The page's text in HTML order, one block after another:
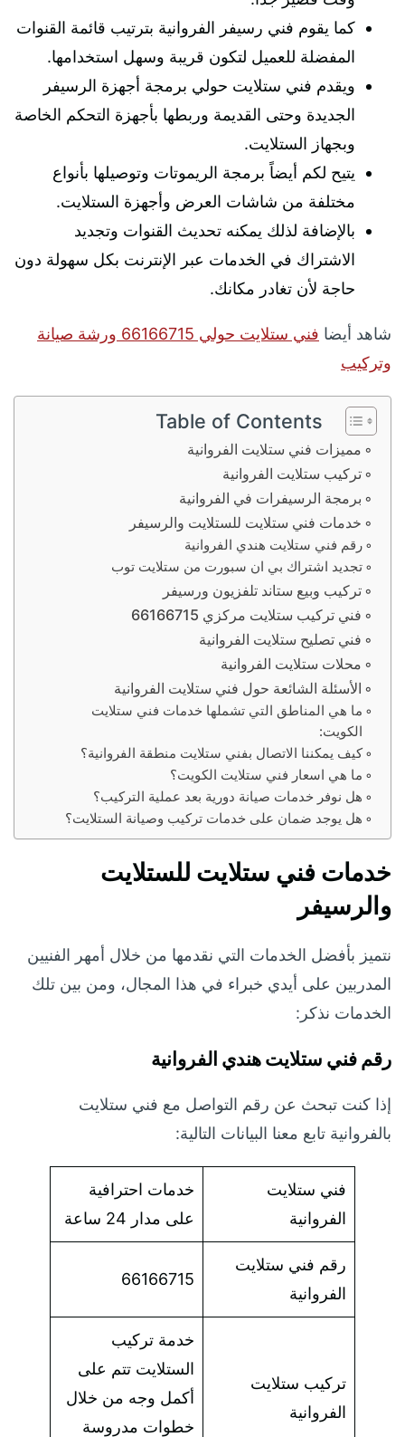
كما يقوم فني رسيفر الفروانية بترتيب قائمة القنوات
المفضلة للعميل لتكون قريبة وسهل استخدامها.
ويقدم فني ستلايت حولي برمجة أجهزة الرسيفر
الجديدة وحتى القديمة وربطها بأجهزة التحكم الخاصة
وبجهاز الستلايت.
يتيح لكم أيضاً برمجة الريموتات وتوصيلها بأنواع
مختلفة من شاشات العرض وأجهزة الستلايت.
بالإضافة لذلك يمكنه تحديث القنوات وتجديد
الاشتراك في الخدمات عبر الإنترنت بكل سهولة دون
حاجة لأن تغادر مكانك.
شاهد أيضا
فني ستلايت حولي 66166715 ورشة صيانة
وتركيب
Table of Contents
مميزات فني ستلايت الفروانية
تركيب ستلايت الفروانية
برمجة الرسيفرات في الفروانية
خدمات فني ستلايت للستلايت والرسيفر
رقم فني ستلايت هندي الفروانية
تجديد اشتراك بي ان سبورت من ستلايت توب
تركيب وبيع ستاند تلفزيون ورسيفر
فني تركيب ستلايت مركزي 66166715
فني تصليح ستلايت الفروانية
محلات ستلايت الفروانية
الأسئلة الشائعة حول فني ستلايت الفروانية
ما هي المناطق التي تشملها خدمات فني ستلايت
الكويت:
كيف يمكننا الاتصال بفني ستلايت منطقة الفروانية؟
ما هي اسعار فني ستلايت الكويت؟
هل نوفر خدمات صيانة دورية بعد عملية التركيب؟
هل يوجد ضمان على خدمات تركيب وصيانة الستلايت؟
خدمات فني ستلايت للستلايت
والرسيفر
نتميز بأفضل الخدمات التي نقدمها من خلال أمهر الفنيين
المدربين على أيدي خبراء في هذا المجال، ومن بين تلك
الخدمات نذكر:
رقم فني ستلايت هندي الفروانية
إذا كنت تبحث عن رقم التواصل مع فني ستلايت
بالفروانية تابع معنا البيانات التالية:
فني ستلايت
الفروانية
خدمات احترافية
على مدار 24 ساعة
رقم فني ستلايت
الفروانية
66166715
تركيب ستلايت
الفروانية
خدمة تركيب
الستلايت تتم على
أكمل وجه من خلال
خطوات مدروسة